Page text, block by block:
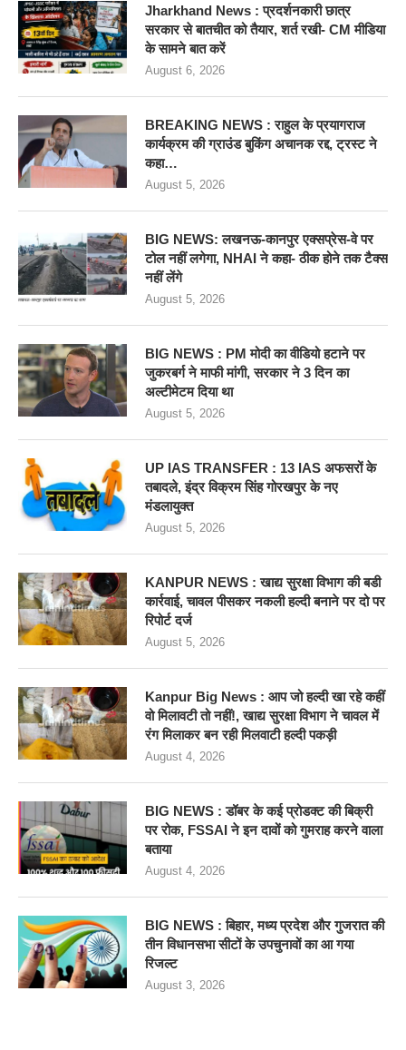
Jharkhand News : प्रदर्शनकारी छात्र
सरकार से बातचीत को तैयार, शर्त रखी- CM मीडिया
के सामने बात करें
August 6, 2026
BREAKING NEWS : राहुल के प्रयागराज
कार्यक्रम की ग्राउंड बुकिंग अचानक रद्द, ट्रस्ट ने
कहा…
August 5, 2026
BIG NEWS: लखनऊ-कानपुर एक्सप्रेस-वे पर
टोल नहीं लगेगा, NHAI ने कहा- ठीक होने तक टैक्स
नहीं लेंगे
August 5, 2026
BIG NEWS : PM मोदी का वीडियो हटाने पर
जुकरबर्ग ने माफी मांगी, सरकार ने 3 दिन का
अल्टीमेटम दिया था
August 5, 2026
UP IAS TRANSFER : 13 IAS अफसरों के
तबादले, इंद्र विक्रम सिंह गोरखपुर के नए
मंडलायुक्त
August 5, 2026
KANPUR NEWS : खाद्य सुरक्षा विभाग की बडी
कार्रवाई, चावल पीसकर नकली हल्दी बनाने पर दो पर
रिपोर्ट दर्ज
August 5, 2026
Kanpur Big News : आप जो हल्दी खा रहे कहीं
वो मिलावटी तो नहीं!, खाद्य सुरक्षा विभाग ने चावल में
रंग मिलाकर बन रही मिलवाटी हल्दी पकड़ी
August 4, 2026
BIG NEWS : डॉबर के कई प्रोडक्ट की बिक्री
पर रोक, FSSAI ने इन दावों को गुमराह करने वाला
बताया
August 4, 2026
BIG NEWS : बिहार, मध्य प्रदेश और गुजरात की
तीन विधानसभा सीटों के उपचुनावों का आ गया
रिजल्ट
August 3, 2026